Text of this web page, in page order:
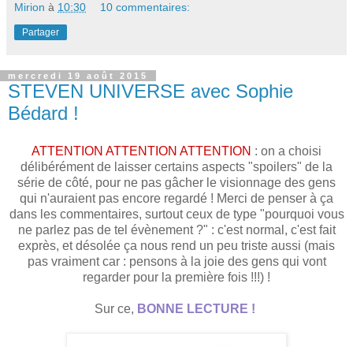
Mirion à 10:30 10 commentaires:
Partager
mercredi 19 août 2015
STEVEN UNIVERSE avec Sophie
Bédard !
ATTENTION ATTENTION ATTENTION : on a choisi
délibérément de laisser certains aspects "spoilers" de la
série de côté, pour ne pas gâcher le visionnage des gens
qui n'auraient pas encore regardé ! Merci de penser à ça
dans les commentaires, surtout ceux de type "pourquoi vous
ne parlez pas de tel évènement ?" : c'est normal, c'est fait
exprès, et désolée ça nous rend un peu triste aussi (mais
pas vraiment car : pensons à la joie des gens qui vont
regarder pour la première fois !!!) !
Sur ce, BONNE LECTURE !